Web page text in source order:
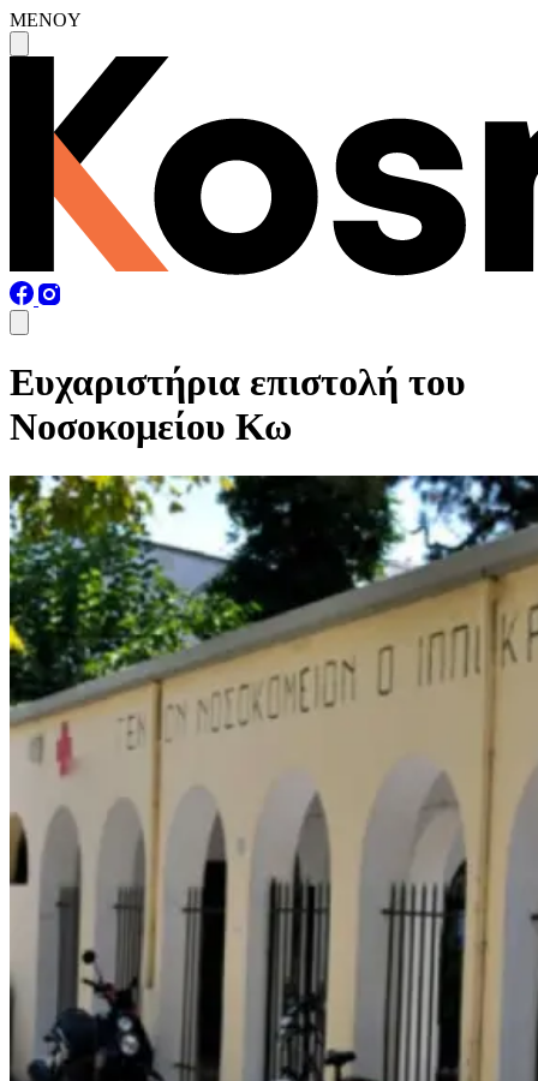
MENOY
Ευχαριστήρια επιστολή του
Νοσοκομείου Κω